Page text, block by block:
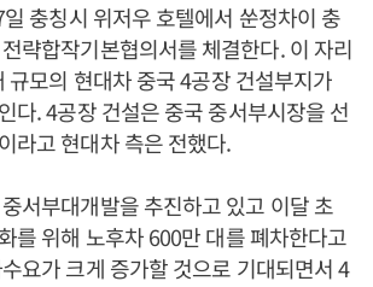
충칭시 위저우 호텔에서 쑨정차이 충
략합작기본협의서를 체결한다. 이 자리
규모의 현대차 중국 4공장 건설부지가
다. 4공장 건설은 중국 중서부시장을 선
라고 현대차 측은 전했다.
서부대개발을 추진하고 있고 이달 초
를 위해 노후차 600만 대를 폐차한다고
요가 크게 증가할 것으로 기대되면서 4